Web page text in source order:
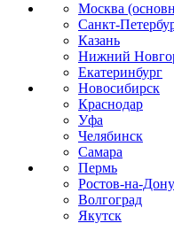
Москва
Санкт-
Казань
Нижний
Екатеринбург
Новосибирск
Краснодар
Уфа
Челябинск
Самара
Пермь
Ростов-на-Дону
Волгоград
Якутск